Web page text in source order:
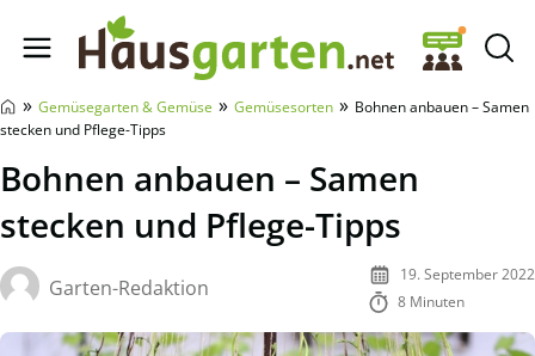
Hausgarten.net
» Gemüsegarten & Gemüse » Gemüsesorten » Bohnen anbauen – Samen
stecken und Pflege-Tipps
Bohnen anbauen – Samen
stecken und Pflege-Tipps
Garten-Redaktion
19. September 2022
8 Minuten